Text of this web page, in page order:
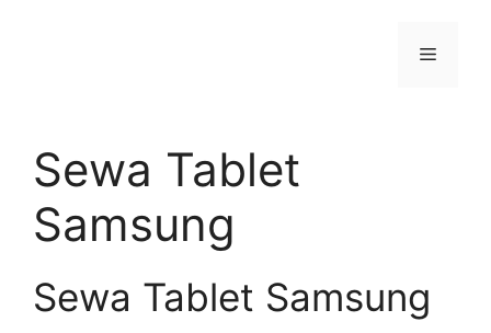
Menu
Sewa Tablet
Samsung
Sewa Tablet Samsung